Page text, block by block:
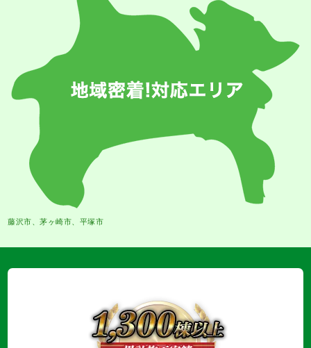
藤沢市、茅ヶ崎市、平塚市